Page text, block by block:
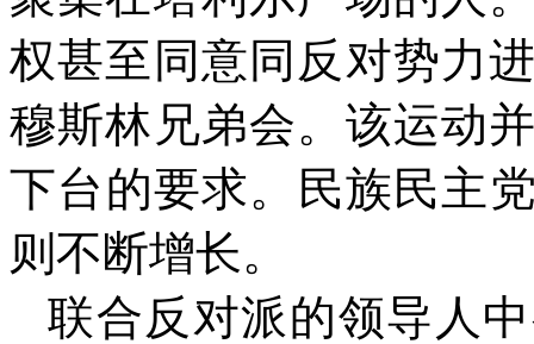
权甚至同意同反对势力
穆斯林兄弟会。该运动
下台的要求。民族民主
则不断增长。
联合反对派的领导人